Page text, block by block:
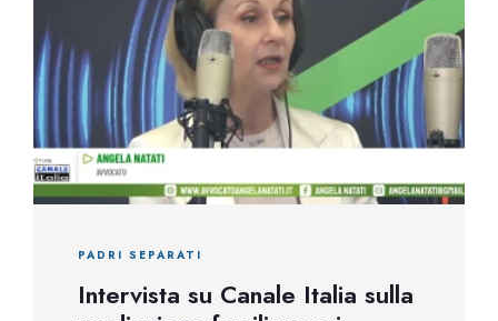
PADRI SEPARATI
Intervista su Canale Italia sulla